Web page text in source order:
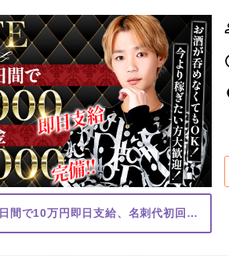
に教えてくれてすぐに売れっ
体入費10日間で10万円即日支給、名刺代初回無料